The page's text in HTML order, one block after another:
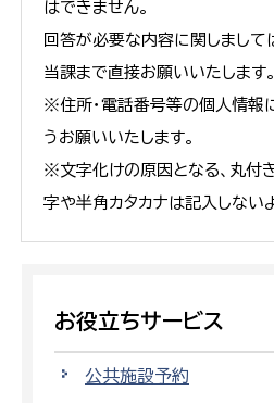
はできません。
回答が必要な内容に関しまして
当課まで直接お願いいたします。
※住所・電話番号等の個人情報
うお願いいたします。
※文字化けの原因となる、丸付
字や半角カタカナは記入しない
お役立ちサービス
公共施設予約